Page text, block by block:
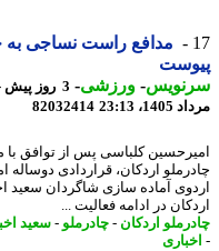
مدافع راست نساجی به
-ورزشی-
23:13
82032414
کلباسی پس از توافق با
اردکان، قراردادی دوساله امضا
آماده سازی شاگردان سعید
در ادامه فعالیت ...
اردکان-چادرملو-سعید اخباری